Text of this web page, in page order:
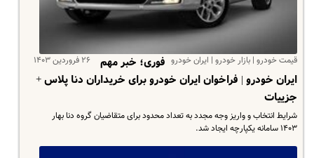
قیمت خودرو | بازار خودرو | ایران خودرو ۲۶ فروردین ۱۴۰۳
فوری؛ خبر مهم
ایران خودرو | فراخوان ایران خودرو برای خریداران دنا پلاس +
جزییات
شرایط انتخاب و واریز وجه مجدد به تعداد محدود برای متقاضیان گروه دنا بهار
۱۴۰۳ سامانه یکپارچه ایجاد شد.